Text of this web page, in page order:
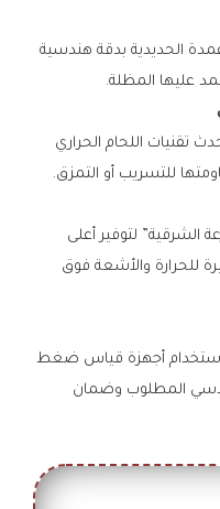
الحديدية بدقة هندسية
عليها المظلة.
تقنيات اللحام الحراري
للتسريب أو التمزق.
لتوفير أعلى
للحرارة والأشعة فوق
أجهزة قياس ضغط
المطلوب وضمان